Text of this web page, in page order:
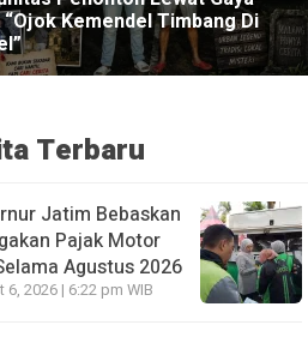
Terbaru
Jatim Bebaskan
Pajak Motor
Agustus 2026
6, 2026 | 6:22 pm WIB